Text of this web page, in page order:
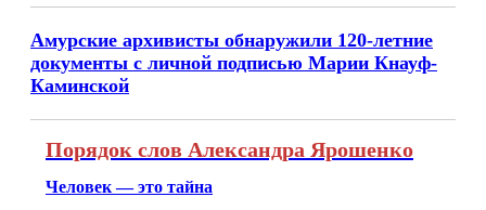
Амурские архивисты обнаружили 120-летние
документы с личной подписью Марии Кнауф-
Каминской
Порядок слов Александра Ярошенко
Человек — это тайна